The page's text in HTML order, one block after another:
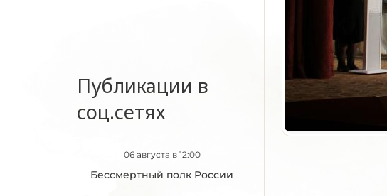
Публикации в
соц.сетях
06 августа в 12:00
Бессмертный полк России